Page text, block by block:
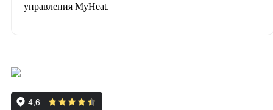
управления MyHeat.